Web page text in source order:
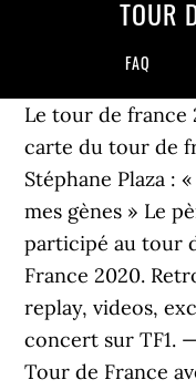
TOUR
FAQ
Le tour de france
carte du tour de
Stéphane Plaza :
mes gènes » Le
participé au tour
France 2020.
replay, videos,
concert sur TF1.
Tour de France